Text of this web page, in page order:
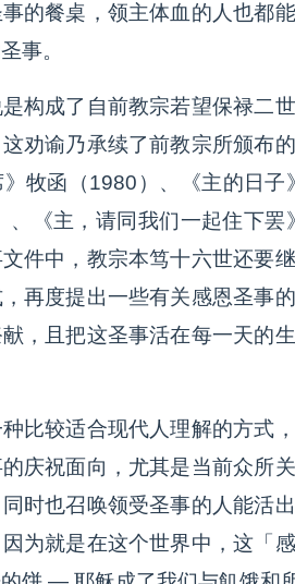
的餐桌，领主体血的人也都
事。
构成了自前教宗若望保禄二
劝谕乃承续了前教宗所颁布
牧函（1980）、《主的日
、《主，请同我们一起住下
件中，教宗本笃十六世还要
再度提出一些有关感恩圣事
，且把这圣事活在每一天的
比较适合现代人理解的方式
庆祝面向，尤其是当前众所
时也召唤领受圣事的人能活
为就是在这个世界中，这「